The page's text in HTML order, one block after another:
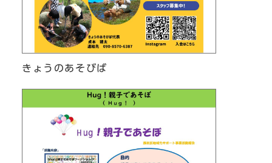
きょうのあそびば